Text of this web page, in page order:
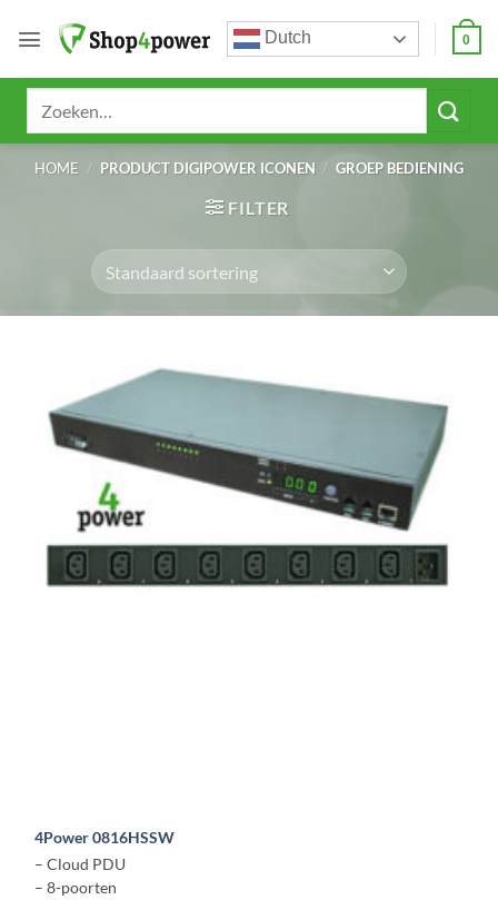
naar
Dutch 0
HOME / PRODUCT DIGIPOWER ICONEN / GROEP BEDIENING
FILTER
4Power 0816HSSW
– Cloud PDU
– 8-poorten